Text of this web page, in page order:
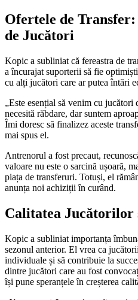
Ofertele de
de Jucători
Kopic a subliniat că fereastra de
a încurajat suporterii să fie
cu alți jucători care ar putea întări
„Este esențial să venim cu jucători
necesită răbdare, dar suntem
Îmi doresc să finalizez aceste
mai spus el.
Antrenorul a fost precaut,
valoare nu este o sarcină ușoară,
piața de transferuri. Totuși, el
anunța noi achiziții în curând.
Calitatea Jucătorilor
Kopic a subliniat importanța
sezonul anterior. El vrea ca
individuale și să contribuie la
dintre jucători care au fost
își pune speranțele în creșterea